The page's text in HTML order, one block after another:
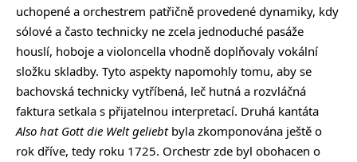
uchopené a orchestrem patřičně provedené dynamiky, kdy
sólové a často technicky ne zcela jednoduché pasáže
houslí, hoboje a violoncella vhodně doplňovaly vokální
složku skladby. Tyto aspekty napomohly tomu, aby se
bachovská technicky vytříbená, leč hutná a rozvláčná
faktura setkala s přijatelnou interpretací. Druhá kantáta
Also hat Gott die Welt geliebtbyla zkomponována ještě o
rok dříve, tedy roku 1725. Orchestr zde byl obohacen o